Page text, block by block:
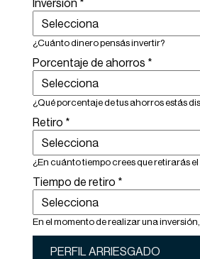
Inversión *
¿Cuánto dinero pensás invertir?
Porcentaje de ahorros *
¿Qué porcentaje de tus ahorros estás
Retiro *
¿En cuánto tiempo crees que retirarás
Tiempo de retiro *
En el momento de realizar una
PERFIL ARRIESGADO